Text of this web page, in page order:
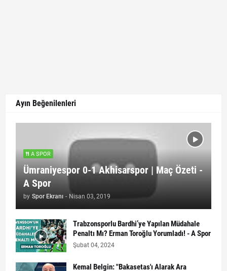
Ayın Beğenilenleri
A SPOR
Ümraniyespor 0-1 Akhisarspor | Maç Özeti -
A Spor
by Spor Ekranı - Nisan 03, 2019
Trabzonsporlu Bardhi’ye Yapılan Müdahale
Penaltı Mı? Erman Toroğlu Yorumladı! - A Spor
Şubat 04, 2024
Kemal Belgin: "Bakasetas'ı Alarak Ara